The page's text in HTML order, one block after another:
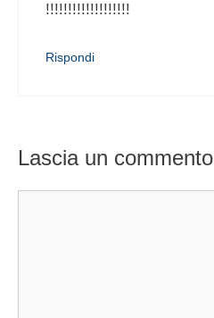
!!!!!!!!!!!!!!!!!!!
Rispondi
Lascia un commento